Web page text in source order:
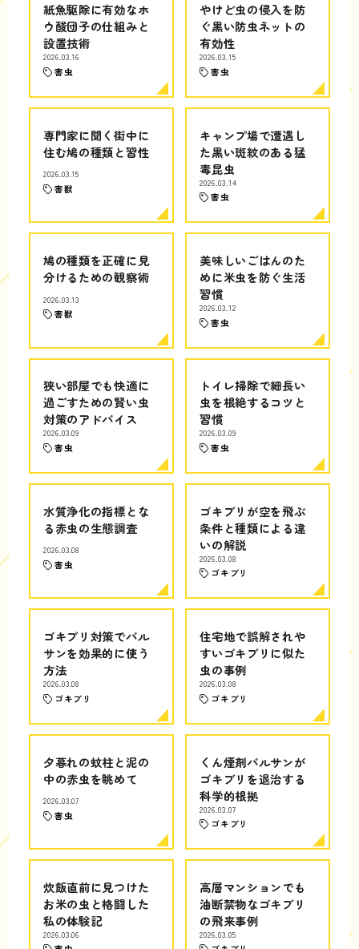
紙魚駆除に有効なホ
ウ酸団子の仕組みと
設置技術
2026.03.16
害虫
やけど虫の侵入を防
ぐ黒い防虫ネットの
有効性
2026.03.15
害虫
専門家に聞く街中に
住む鳩の種類と習性
2026.03.15
害獣
キャンプ場で遭遇し
た黒い斑紋のある猛
毒昆虫
2026.03.14
害虫
鳩の種類を正確に見
分けるための観察術
2026.03.13
害獣
美味しいごはんのた
めに米虫を防ぐ生活
習慣
2026.03.12
害虫
狭い部屋でも快適に
過ごすための賢い虫
対策のアドバイス
2026.03.09
害虫
トイレ掃除で細長い
虫を根絶するコツと
習慣
2026.03.09
害虫
水質浄化の指標とな
る赤虫の生態調査
2026.03.08
害虫
ゴキブリが空を飛ぶ
条件と種類による違
いの解説
2026.03.08
ゴキブリ
ゴキブリ対策でバル
サンを効果的に使う
方法
2026.03.08
ゴキブリ
住宅地で誤解されや
すいゴキブリに似た
虫の事例
2026.03.08
ゴキブリ
夕暮れの蚊柱と泥の
中の赤虫を眺めて
2026.03.07
害虫
くん煙剤バルサンが
ゴキブリを退治する
科学的根拠
2026.03.07
ゴキブリ
炊飯直前に見つけた
お米の虫と格闘した
私の体験記
2026.03.06
高層マンションでも
油断禁物なゴキブリ
の飛来事例
2026.03.05